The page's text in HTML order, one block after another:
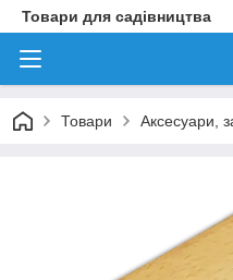
Товари для садівництва
Товари Аксесуари,